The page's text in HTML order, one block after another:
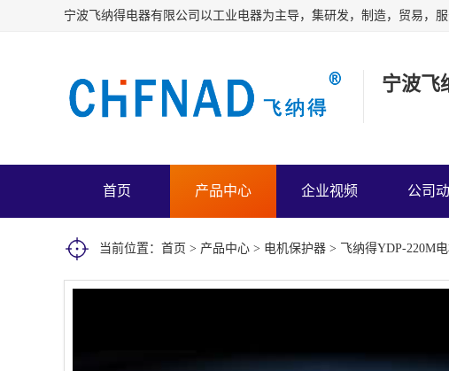
宁波飞
首页 产品中心 企业视频 公司
当前位置： 首页 > 产品中心 > 电机保护器 > 飞纳得YDP-220M